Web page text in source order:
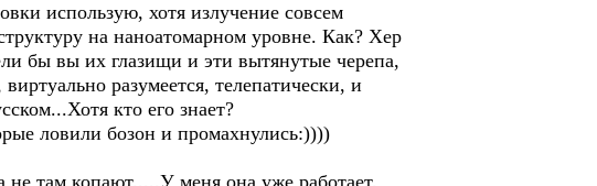
использую, хотя излучение совсем
на наноатомарном уровне. Как? Хер
бы вы их глазищи и эти вытянутые черепа,
разумеется, телепатически, и
кто его знает?
ловили бозон и промахнулись:))))
там копают.....У меня она уже работает.